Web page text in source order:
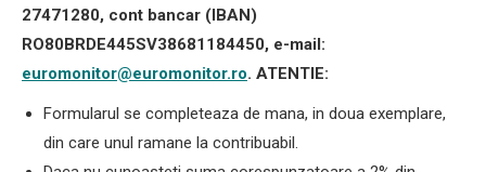
27471280, cont bancar (IBAN)
RO80BRDE445SV38681184450, e-mail:
euromonitor@euromonitor.ro. ATENTIE:
Formularul se completeaza de mana, in doua exemplare,
din care unul ramane la contribuabil.